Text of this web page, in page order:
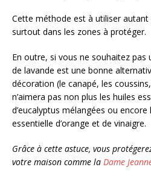
Cette méthode est à utiliser
surtout dans les zones à protéger.
En outre, si vous ne souhaitez pas
de lavande est une bonne
décoration (le canapé, les
n’aimera pas non plus les huiles
d’eucalyptus mélangées ou encore
essentielle d’orange et de vinaigre.
Grâce à cette astuce, vous
votre maison comme la Dame